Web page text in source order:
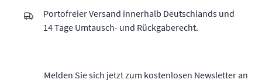
Portofreier Versand innerhalb Deutschlands und
14 Tage Umtausch- und Rückgaberecht.
Melden Sie sich jetzt zum kostenlosen Newsletter an